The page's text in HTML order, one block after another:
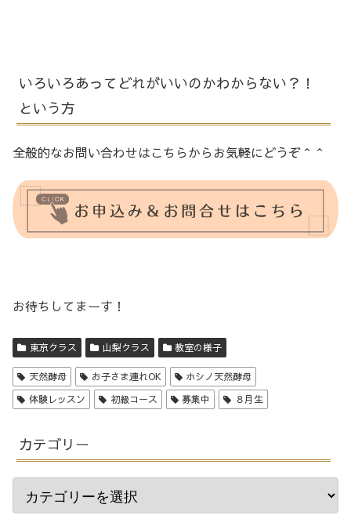
いろいろあってどれがいいのかわからない？！
という方
全般的なお問い合わせはこちらからお気軽にどうぞ＾＾
お待ちしてまーす！
東京クラス 山梨クラス 教室の様子
天然酵母 お子さま連れOK
ホシノ天然酵母
体験レッスン
初級コース 募集中 ８月生
カテゴリー